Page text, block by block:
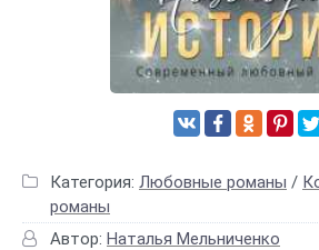
Категория: Любовные романы /
романы
Автор: Наталья Мельниченко